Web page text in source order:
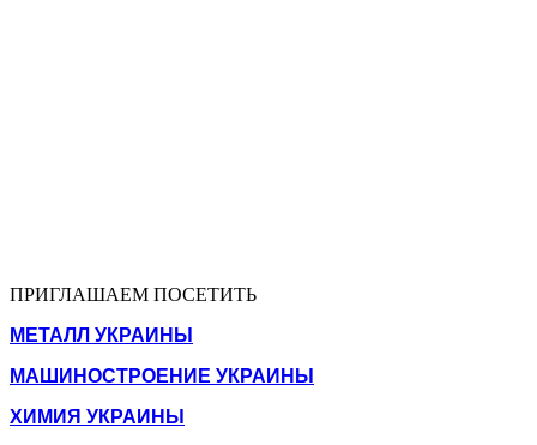
ПРИГЛАШАЕМ ПОСЕТИТЬ
МЕТАЛЛ УКРАИНЫ
МАШИНОСТРОЕНИЕ УКРАИНЫ
ХИМИЯ УКРАИНЫ